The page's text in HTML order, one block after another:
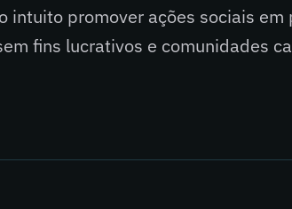
intuito promover ações sociais em
fins lucrativos e comunidades